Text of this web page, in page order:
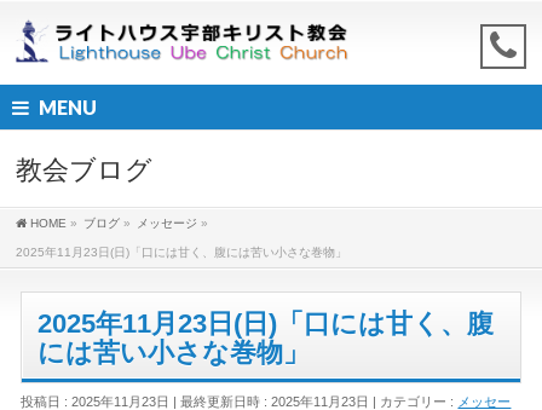
MENU
教会ブログ
HOME » ブログ » メッセージ »
2025年11月23日(日)「口には甘く、腹には苦い小さな巻物」
2025年11月23日(日)「口には甘く、腹
には苦い小さな巻物」
投稿日 : 2025年11月23日 最終更新日時 : 2025年11月23日 カテゴリー : メッセー